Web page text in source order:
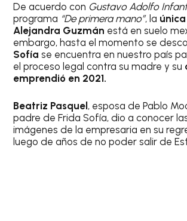
De acuerdo con Gustavo Adolfo
programa “De primera mano”, la
Alejandra Guzmán está en suelo
embargo, hasta el momento se
Sofía se encuentra en nuestro país
el proceso legal contra su madre y su
emprendió en 2021.
Beatriz Pasquel, esposa de Pablo
padre de Frida Sofía, dio a conocer
imágenes de la empresaria en su
luego de años de no poder salir de